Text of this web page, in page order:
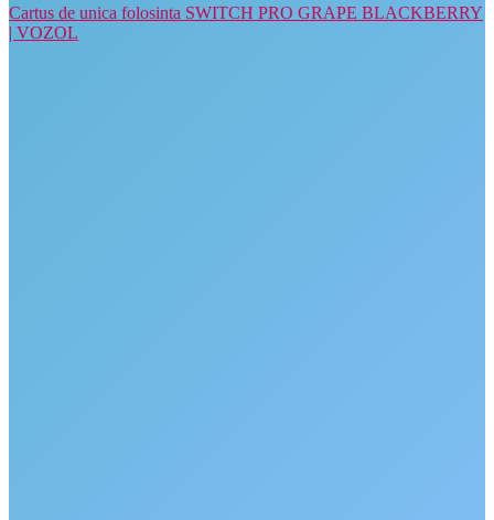
Cartus de unica folosinta SWITCH PRO GRAPE BLACKBERRY
| VOZOL